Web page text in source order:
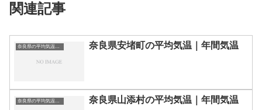
関連記事
奈良県の平均気温まとめ 奈良県安堵町の平均気温｜年間気温
奈良県の平均気温まとめ 奈良県山添村の平均気温｜年間気温